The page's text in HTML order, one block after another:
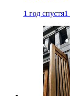
1 год спустя1